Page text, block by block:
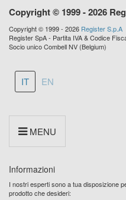
Copyright © 1999 - 2026
Copyright © 1999 - 2026 Register S.p.A
Register SpA - Partita IVA & Codice
Socio unico Combell NV (Belgium)
IT EN
MENU
Informazioni
I nostri esperti sono a tua disposizione
prodotto che desideri: